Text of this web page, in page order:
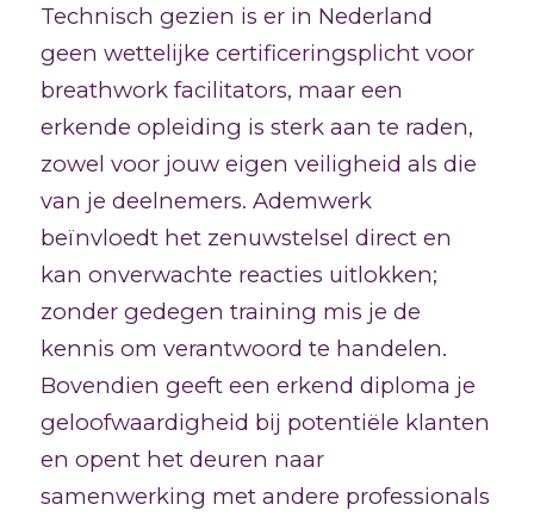
Technisch gezien is er in Nederland
geen wettelijke certificeringsplicht voor
breathwork facilitators, maar een
erkende opleiding is sterk aan te raden,
zowel voor jouw eigen veiligheid als die
van je deelnemers. Ademwerk
beïnvloedt het zenuwstelsel direct en
kan onverwachte reacties uitlokken;
zonder gedegen training mis je de
kennis om verantwoord te handelen.
Bovendien geeft een erkend diploma je
geloofwaardigheid bij potentiële klanten
en opent het deuren naar
samenwerking met andere professionals